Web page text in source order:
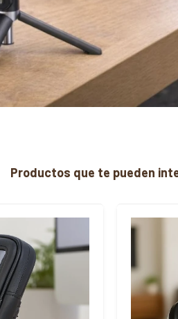
Productos que te pueden